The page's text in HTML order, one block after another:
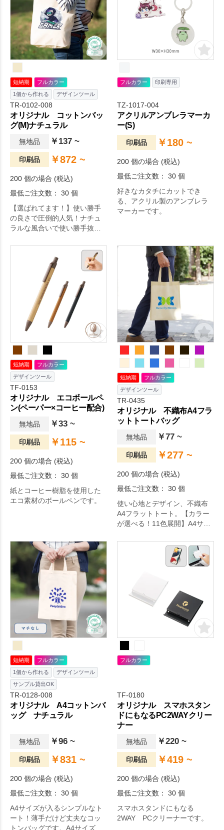
短納期
フルカラー
1個から作れる
デザインツール
TR-0102-008
オリジナル コットンバッ
グ(M)ナチュラル
無地品 ￥137 ~
印刷品 ￥872 ~
200 個の場合 (税込)
最低ご注文数： 30 個
【選ばれてます！】使い勝手
の良さで圧倒的人気！ナチュ
ラルな風合いで使い勝手抜群
す。ノベルティグッズとして
はもちろん展示会やセミナー
でのカタログ用バッグや、カ
フェやショップの物販品まで
幅広い用途で大人気の定番商
品です。薄手ながらマチ付き
でしっかりしたつくりなので
日常使いにもおすすめ。印刷
可能な面積が広いので、オリ
ジナルのデザインがしっかり
印刷できます。
フルカラー 印刷専用
TZ-1017-004
アクリルアンブレラマーカ
ー(S)
印刷品 ￥180 ~
200 個の場合 (税込)
最低ご注文数： 30 個
好きなカタチにカットでき
る、アクリル製のアンブレラ
マーカーです。
短納期
フルカラー
デザインツール
TF-0153
オリジナル エコボールペ
ン(ペーパー×コーヒー配合)
無地品 ￥33 ~
印刷品 ￥115 ~
200 個の場合 (税込)
最低ご注文数： 30 個
紙とコーヒー樹脂を使用した
エコ素材のボールペンです。
短納期
フルカラー
デザインツール
TR-0435
オリジナル 不織布A4フラ
ットトートバッグ
無地品 ￥77 ~
印刷品 ￥277 ~
200 個の場合 (税込)
最低ご注文数： 30 個
使い心地とデザイン、不織布
A4フラットトート。【カラー
が選べる！11色展開】A4サイ
トタイプの大人気不織布のト
ートバッグです。展示会やオ
ープンキャンパスなどで利用
れています。印刷方法も単色
からフルカラー印刷まで対応
しており、お好みのデザイン
でオリジナルトートバッグを
作成出来ます。毎日の生活を
短納期
フルカラー
1個から作れる
デザインツール
サンプル貸出OK
TR-0128-008
オリジナル A4コットンバ
ッグ ナチュラル
無地品 ￥96 ~
印刷品 ￥831 ~
200 個の場合 (税込)
最低ご注文数： 30 個
A4サイズが入るシンプルなト
ート！薄手だけど丈夫なコッ
トンバッグです。A4サイズが
フルカラー
TF-0180
オリジナル スマホスタン
ドにもなるPC2WAYクリー
ナー
無地品 ￥220 ~
印刷品 ￥419 ~
200 個の場合 (税込)
最低ご注文数： 30 個
スマホスタンドにもなる
2WAY PCクリーナーです。